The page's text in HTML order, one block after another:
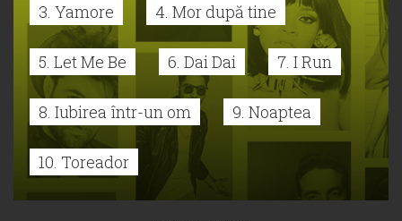
3. Yamore 4. Mor după tine
5. Let Me Be 6. Dai Dai 7. I Run
8. Iubirea într-un om 9. Noaptea
10. Toreador